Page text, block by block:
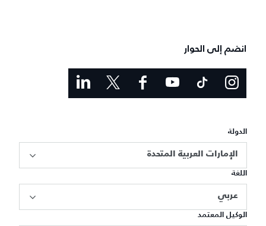
انضم إلى الحوار
الدولة
الإمارات العربية المتحدة
اللغة
عربي
الوكيل المعتمد